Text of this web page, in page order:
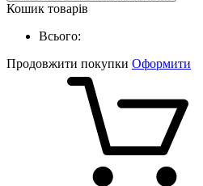
Кошик товарів
Всього:
Продовжити покупки Оформити